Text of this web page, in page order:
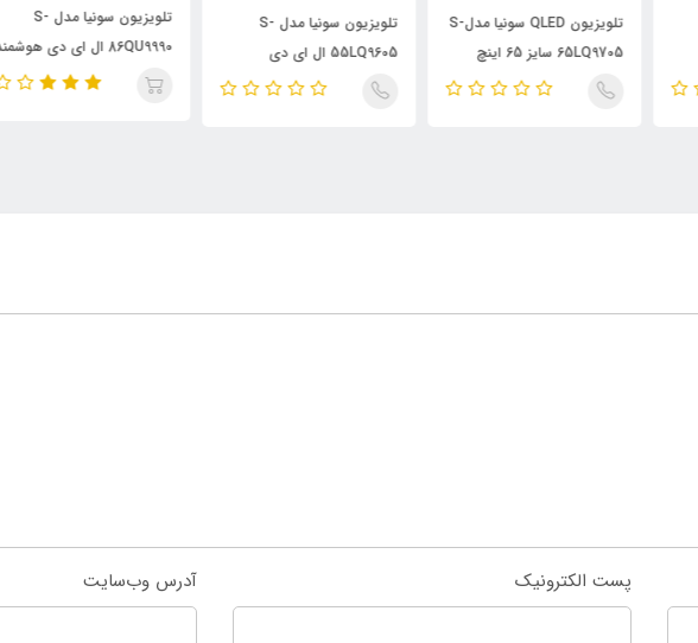
115,000,000 تومان
تلویزیون QLED سونیا مدلS-
65LQ9705 سایز 65 اینچ
تلویزیون سونیا مدل S-
55LQ9605 ال ای دی
هوشمند QLED سایز 55 اینچ
تلویزیون سونیا مدل S-
86QU9990 ال ای دی هوشمند
QLED سایز 86 اینچ
پست الکترونیک آدرس وب‌سایت